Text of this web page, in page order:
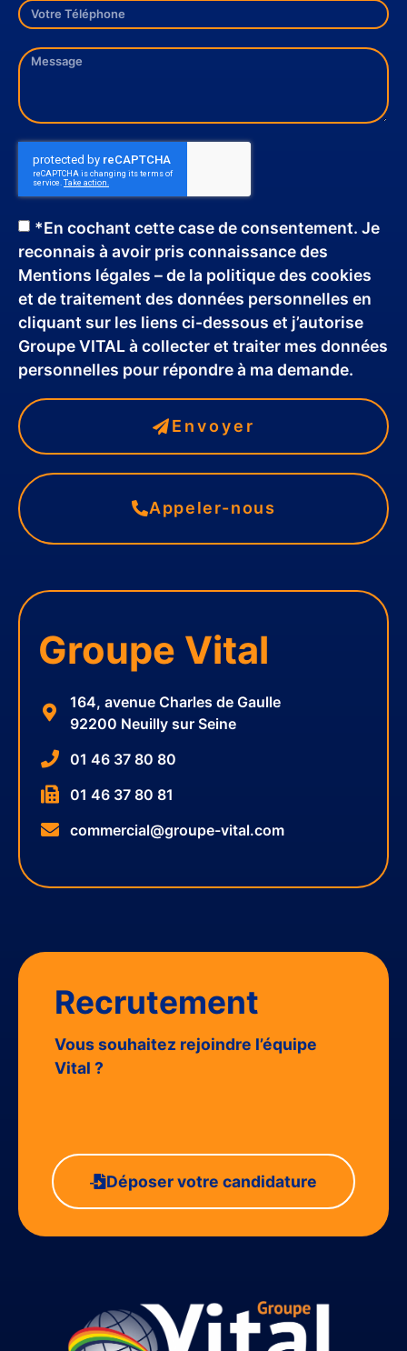
Groupe Vital
164, avenue Charles de Gaulle
92200 Neuilly sur Seine
01 46 37 80 80
01 46 37 80 81
commercial@groupe-vital.com
*En cochant cette case de consentement. Je
reconnais à avoir pris connaissance des
Mentions légales – de la politique des cookies
et de traitement des données personnelles en
cliquant sur les liens ci-dessous et j’autorise
Groupe VITAL à collecter et traiter mes données
personnelles pour répondre à ma demande.
Envoyer
Appeler-nous
Recrutement
Vous souhaitez rejoindre l’équipe
Vital ?
Déposer votre candidature